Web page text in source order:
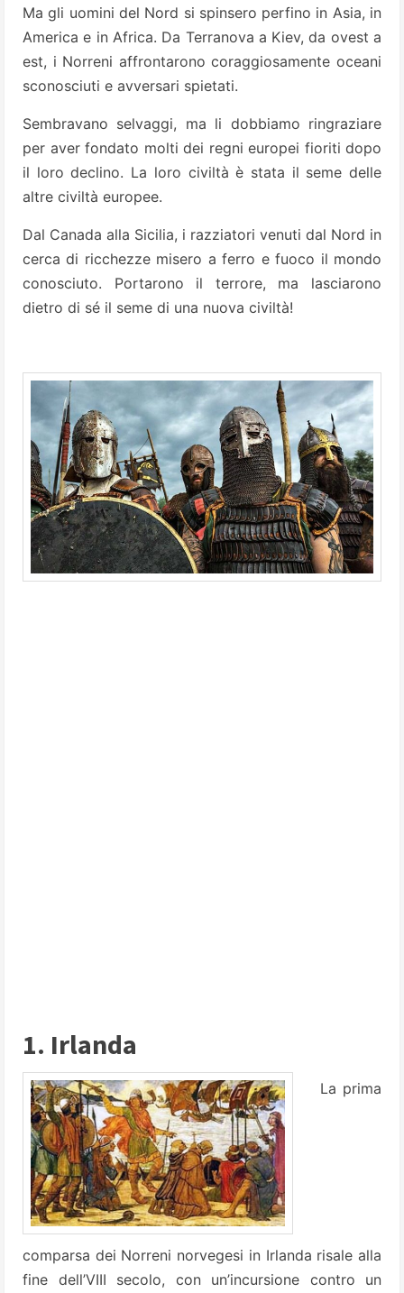
Ma gli uomini del Nord si spinsero perfino in Asia, in
America e in Africa. Da Terranova a Kiev, da ovest a
est, i Norreni affrontarono coraggiosamente oceani
sconosciuti e avversari spietati.
Sembravano selvaggi, ma li dobbiamo ringraziare
per aver fondato molti dei regni europei fioriti dopo
il loro declino. La loro civiltà è stata il seme delle
altre civiltà europee.
Dal Canada alla Sicilia, i razziatori venuti dal Nord in
cerca di ricchezze misero a ferro e fuoco il mondo
conosciuto. Portarono il terrore, ma lasciarono
dietro di sé il seme di una nuova civiltà!
1. Irlanda
La prima
comparsa dei Norreni norvegesi in Irlanda risale alla
fine dell’VIII secolo, con un’incursione contro un